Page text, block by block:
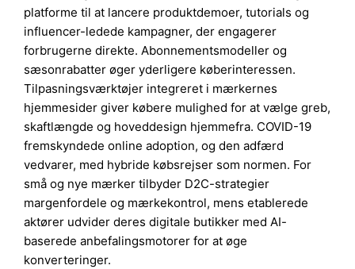
platforme til at lancere produktdemoer, tutorials og
influencer-ledede kampagner, der engagerer
forbrugerne direkte. Abonnementsmodeller og
sæsonrabatter øger yderligere køberinteressen.
Tilpasningsværktøjer integreret i mærkernes
hjemmesider giver købere mulighed for at vælge greb,
skaftlængde og hoveddesign hjemmefra. COVID-19
fremskyndede online adoption, og den adfærd
vedvarer, med hybride købsrejser som normen. For
små og nye mærker tilbyder D2C-strategier
margenfordele og mærkekontrol, mens etablerede
aktører udvider deres digitale butikker med AI-
baserede anbefalingsmotorer for at øge
konverteringer.